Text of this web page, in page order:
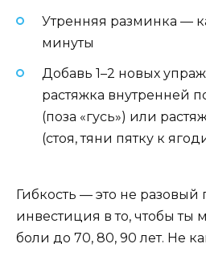
Утренняя разминка —
минуты
Добавь 1–2 новых
растяжка внутренней
(поза «гусь») или
(стоя, тяни пятку к
Гибкость — это не разовый
инвестиция в то, чтобы ты
боли до 70, 80, 90 лет. Не